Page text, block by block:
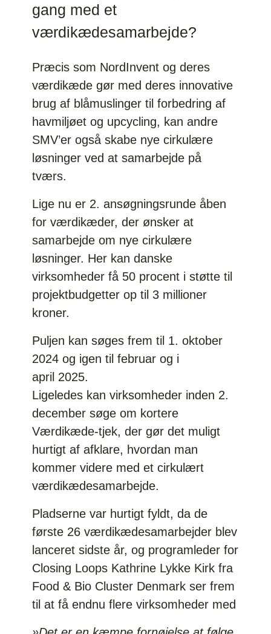
gang med et
værdikædesamarbejde?
Præcis som NordInvent og deres
værdikæde gør med deres innovative
brug af blåmuslinger til forbedring af
havmiljøet og upcycling, kan andre
SMV’er også skabe nye cirkulære
løsninger ved at samarbejde på
tværs.
Lige nu er 2. ansøgningsrunde åben
for værdikæder, der ønsker at
samarbejde om nye cirkulære
løsninger. Her kan danske
virksomheder få 50 procent i støtte til
projektbudgetter op til 3 millioner
kroner.
Puljen kan søges frem til 1. oktober
2024 og igen til februar og i
april 2025.
Ligeledes kan virksomheder inden 2.
december søge om kortere
Værdikæde-tjek, der gør det muligt
hurtigt af afklare, hvordan man
kommer videre med et cirkulært
værdikædesamarbejde.
Pladserne var hurtigt fyldt, da de
første 26 værdikædesamarbejder blev
lanceret sidste år, og programleder for
Closing Loops Kathrine Lykke Kirk fra
Food & Bio Cluster Denmark ser frem
til at få endnu flere virksomheder med